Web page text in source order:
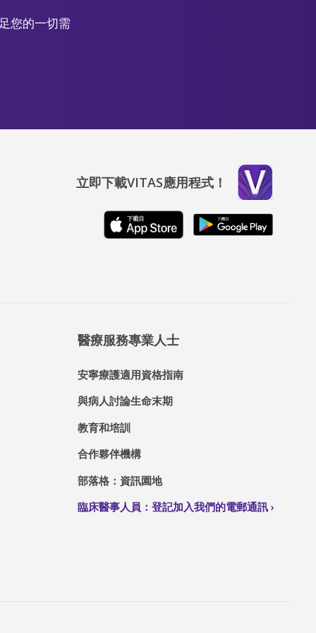
您的一切需
立即下載VITAS應用程式！
醫療服務專業人士
安寧療護適用資格指南
與病人討論生命末期
教育和培訓
合作夥伴機構
部落格：資訊園地
臨床醫事人員：登記加入我們的電郵通訊